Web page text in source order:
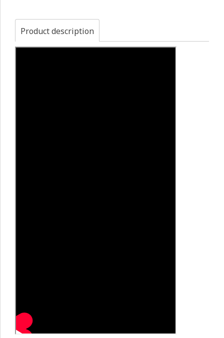
Product description